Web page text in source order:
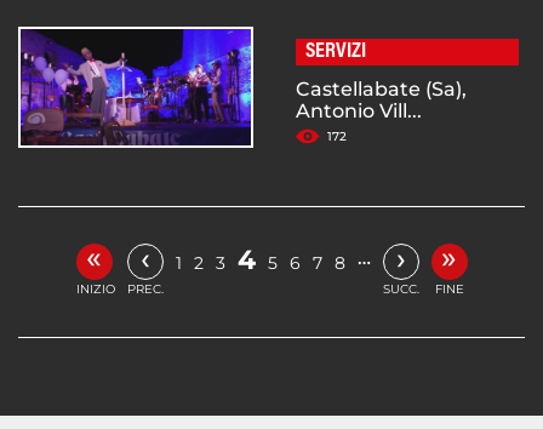
SERVIZI
Castellabate (Sa),
Antonio Vill...
172
«
INIZIO
‹
PREC.
1 2 3 4 5 6 7 8 … ›
SUCC.
»
FINE